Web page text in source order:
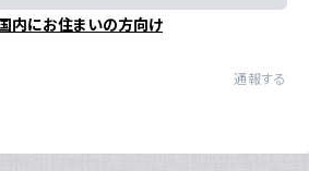
内にお住まいの方向け
通報する